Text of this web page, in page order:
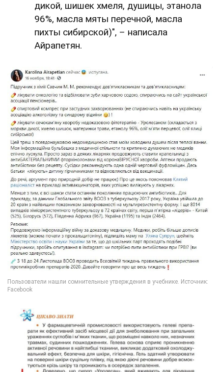
дикой, шишек хмеля, душицы, этанола
96%, масла мяты перечной, масла
пихты сибирской)", – написала
Айрапетян.